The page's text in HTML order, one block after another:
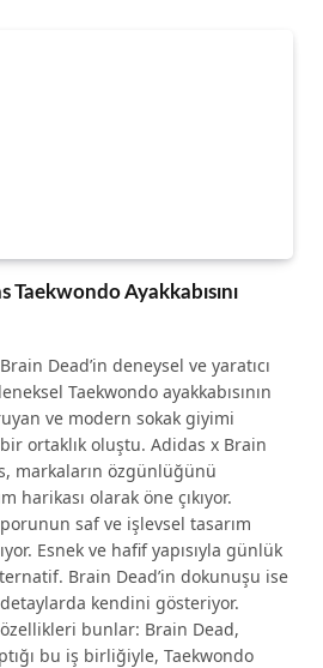
Taekwondo Ayakkabısını
Dead’in deneysel ve yaratıcı
Taekwondo ayakkabısının
ve modern sokak giyimi
ortaklık oluştu. Adidas x Brain
markaların özgünlüğünü
harikası olarak öne çıkıyor.
saf ve işlevsel tasarım
Esnek ve hafif yapısıyla günlük
Brain Dead’in dokunuşu ise
kendini gösteriyor.
özellikleri bunlar: Brain Dead,
bu iş birliğiyle, Taekwondo